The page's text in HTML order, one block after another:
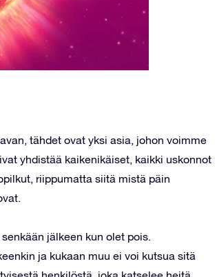
tähdet ovat yksi asia, johon voimme
yhdistää kaikenikäiset, kaikki uskonnot
riippumatta siitä mistä päin
jälkeen kun olet pois.
ja kukaan muu ei voi kutsua sitä